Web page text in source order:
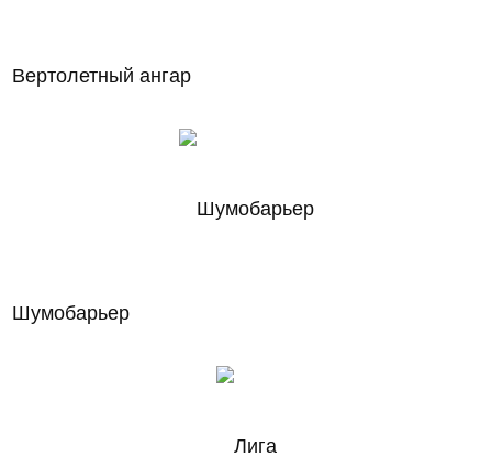
Вертолетный ангар
Шумобарьер